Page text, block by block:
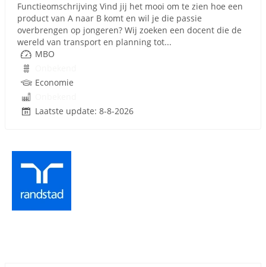
Functieomschrijving Vind jij het mooi om te zien hoe een
product van A naar B komt en wil je die passie
overbrengen op jongeren? Wij zoeken een docent die de
wereld van transport en planning tot...
MBO
Economie
Laatste update: 8-8-2026